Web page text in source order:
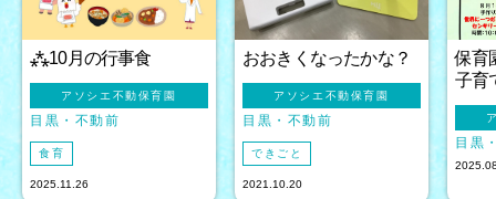
⁂10月の行事食
アソシエ不動保育園
目黒 不動前
食育
2025.11.26
おおきくなったかな？
アソシエ不動保育園
目黒 不動前
できごと
2021.10.20
保育
子育
目黒